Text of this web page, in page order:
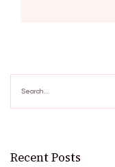
for:
Recent Posts